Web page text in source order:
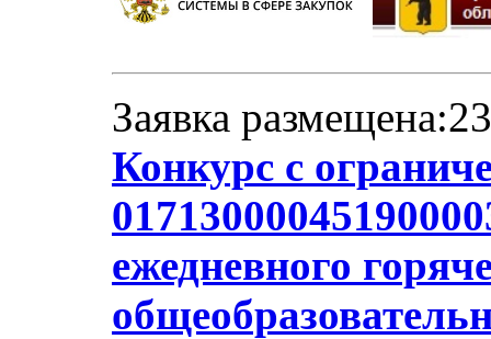
Заявка
Конкурс с
ежедневного